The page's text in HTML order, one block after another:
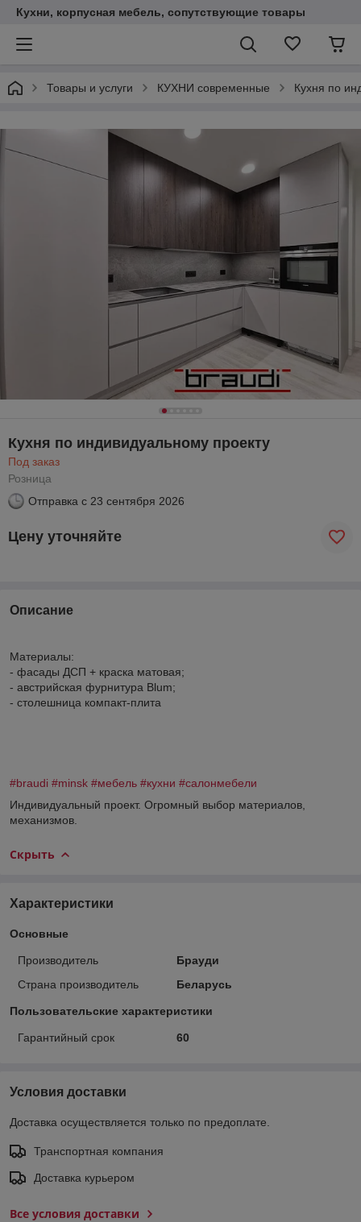
Кухни, корпусная мебель, сопутствующие товары
Товары и услуги КУХНИ современные Кухня по
Кухня по индивидуальному проекту
Под заказ
Розница
Отправка с 23 сентября 2026
Цену уточняйте
Описание
Материалы:
- фасады ДСП + краска матовая;
- австрийская фурнитура Blum;
- столешница компакт-плита
#braudi #minsk #мебель #кухни #салонмебели
Индивидуальный проект. Огромный выбор материалов,
механизмов.
Скрыть
Характеристики
Основные
Производитель
Брауди
Страна производитель
Беларусь
Пользовательские характеристики
Гарантийный срок 60
Условия доставки
Доставка осуществляется только по предоплате.
Транспортная компания
Доставка курьером
Все условия доставки